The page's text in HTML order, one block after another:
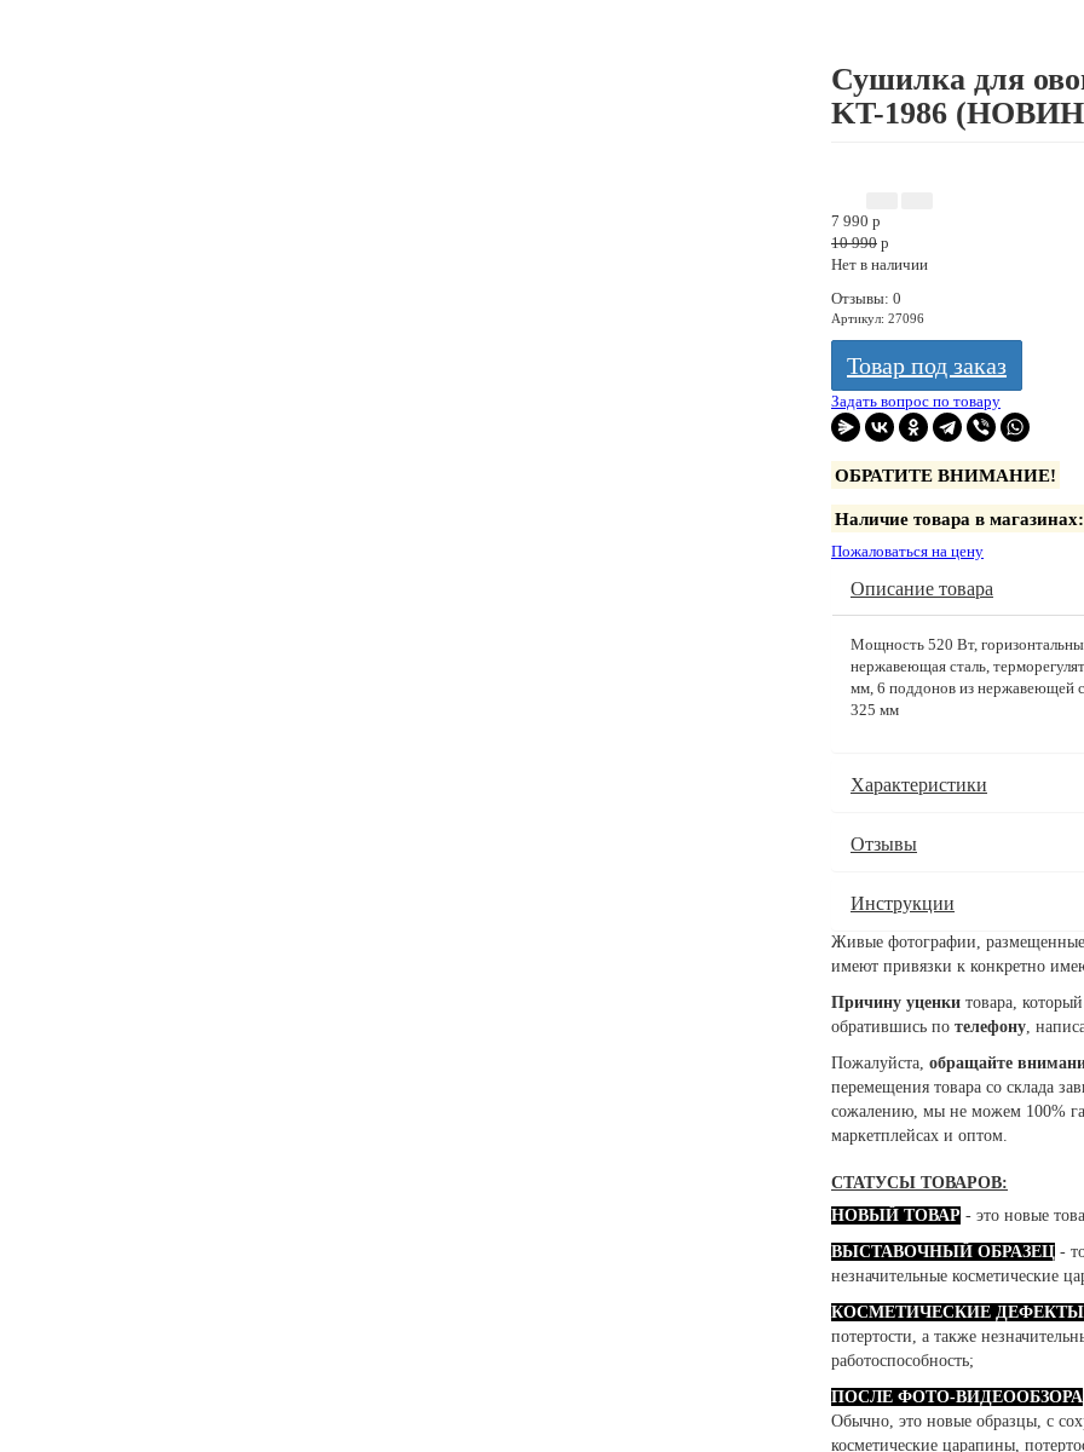
Сушилка для
KT-1986
7 990 p
10 990 p
Нет в наличии
Отзывы: 0
Артикул: 27096
Товар под заказ
Задать вопрос по товару
ОБРАТИТЕ ВНИМАНИЕ!
Наличие товара в магазинах:
Пожаловаться на цену
Описание товара
Мощность 520 Вт,
нержавеющая сталь,
мм, 6 поддонов из нержавеющей
325 мм
Характеристики
Отзывы
Инструкции
Живые фотографии,
имеют привязки к конкретно
Причину уценки товара,
обратившись по телефону,
Пожалуйста, обращайте
перемещения товара со склада
сожалению, мы не можем 100%
маркетплейсах и оптом.
СТАТУСЫ ТОВАРОВ:
НОВЫЙ ТОВАР - это новые
ВЫСТАВОЧНЫЙ ОБРАЗЕЦ -
незначительные косметические
КОСМЕТИЧЕСКИЕ ДЕФЕКТЫ
потертости, а также
работоспособность;
ПОСЛЕ ФОТО-ВИДЕООБЗОРА
Обычно, это новые образцы, с
косметические царапины,